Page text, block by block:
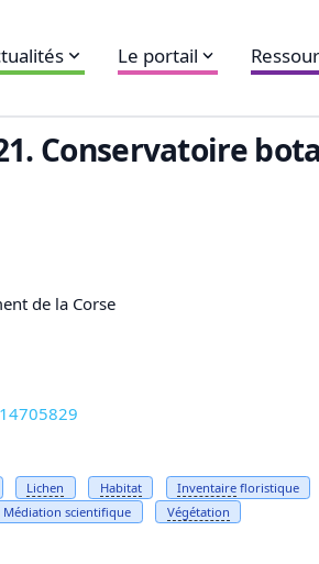
Le portail
Conservatoire
de la Corse
Lichen Habitat Inventairefloristique
Médiation scientifique Végétation